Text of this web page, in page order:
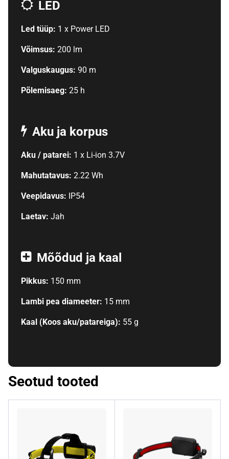
LED
Led tüüp: 1 x Power LED
Võimsus: 200 lm
Valguskaugus: 90 m
Põlemisaeg: 25 h
Aku ja korpus
Aku / patarei: 1 x Li-ion 3.7V
Mahutatavus: 2.22 Wh
Veepidavus: IP54
Laetav: Jah
Mõõdud ja kaal
Pikkus: 150 mm
Lambi pea diameeter: 15 mm
Kaal (Koos aku/patareiga): 55 g
Seotud tooted